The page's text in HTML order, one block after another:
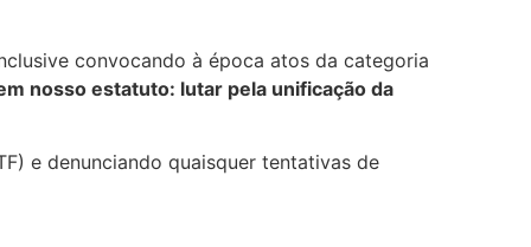
convocando à época atos da categoria
nosso estatuto: lutar pela unificação da
e denunciando quaisquer tentativas de